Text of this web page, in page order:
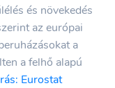
és növekedés
az európai
a
a felhő alapú
Eurostat